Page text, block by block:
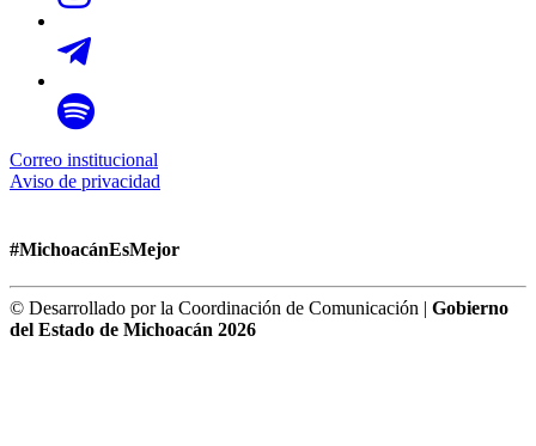
Correo institucional
Aviso de privacidad
#MichoacánEsMejor
© Desarrollado por la Coordinación de Comunicación | Gobierno
del Estado de Michoacán 2026